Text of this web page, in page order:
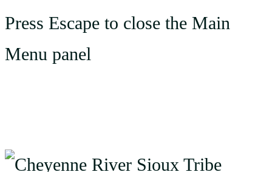
Press Escape to close the Main
Menu panel